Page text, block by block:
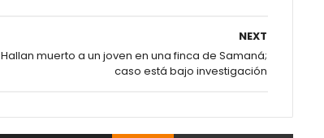
NEXT
Hallan muerto a un joven en una finca de Samaná;
caso está bajo investigación